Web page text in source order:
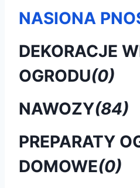
NASIONA
DEKORACJE
OGRODU(0)
NAWOZY(84)
PREPARATY
DOMOWE(0)